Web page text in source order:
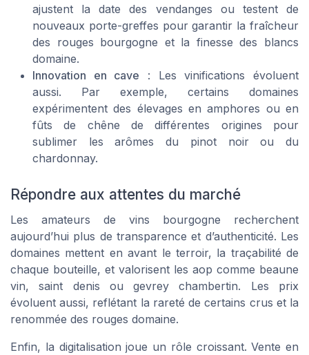
ajustent la date des vendanges ou testent de
nouveaux porte-greffes pour garantir la fraîcheur
des rouges bourgogne et la finesse des blancs
domaine.
Innovation en cave : Les vinifications évoluent
aussi. Par exemple, certains domaines
expérimentent des élevages en amphores ou en
fûts de chêne de différentes origines pour
sublimer les arômes du pinot noir ou du
chardonnay.
Répondre aux attentes du marché
Les amateurs de vins bourgogne recherchent
aujourd’hui plus de transparence et d’authenticité. Les
domaines mettent en avant le terroir, la traçabilité de
chaque bouteille, et valorisent les aop comme beaune
vin, saint denis ou gevrey chambertin. Les prix
évoluent aussi, reflétant la rareté de certains crus et la
renommée des rouges domaine.
Enfin, la digitalisation joue un rôle croissant. Vente en